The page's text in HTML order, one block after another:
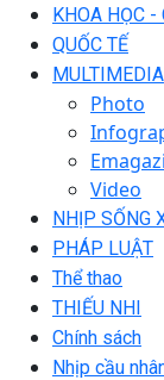
KHOA HỌC -
QUỐC TẾ
MULTIMEDIA
Photo
Video
NHỊP SỐNG
PHÁP LUẬT
Thể thao
THIẾU NHI
Chính sách
Nhịp cầu